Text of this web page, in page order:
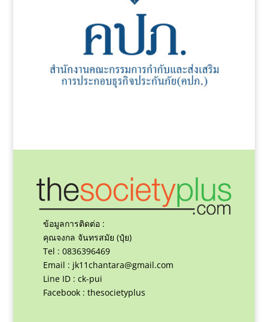
ข้อมูลการติดต่อ :
คุณจงกล จันทรสมัย (ปุ๋ย)
Tel : 0836396469
Email : jk11chantara@gmail.com
Line ID : ck-pui
Facebook : thesocietyplus